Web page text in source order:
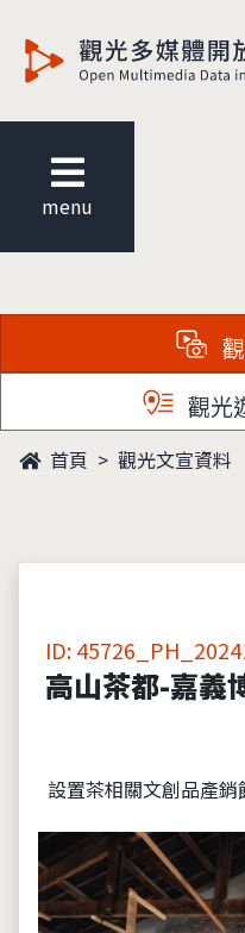
menu
觀光
首頁 觀光文宣資料
ID:
高山茶都-嘉義
設置茶相關文創品產